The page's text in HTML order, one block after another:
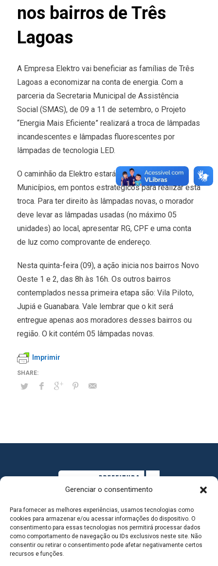
Gerenciar o consentimento
Para fornecer as melhores experiências, usamos tecnologias como
cookies para armazenar e/ou acessar informações do dispositivo. O
consentimento para essas tecnologias nos permitirá processar dados
como comportamento de navegação ou IDs exclusivos neste site. Não
consentir ou retirar o consentimento pode afetar negativamente certos
recursos e funções.
nos bairros de Três
Lagoas
A Empresa Elektro vai beneficiar as famílias de Três
Lagoas a economizar na conta de energia. Com a
parceria da Secretaria Municipal de Assistência
Social (SMAS), de 09 a 11 de setembro, o Projeto
“Energia Mais Eficiente” realizará a troca de lâmpadas
incandescentes e lâmpadas fluorescentes por
lâmpadas de tecnologia LED.
O caminhão da Elektro estará nos bairros do
Municípios, em pontos estratégicos para realizar esta
troca. Para ter direito às lâmpadas novas, o morador
deve levar as lâmpadas usadas (no máximo 05
unidades) ao local, apresentar RG, CPF e uma conta
de luz como comprovante de endereço.
Nesta quinta-feira (09), a ação inicia nos bairros Novo
Oeste 1 e 2, das 8h às 16h. Os outros bairros
contemplados nessa primeira etapa são: Vila Piloto,
Jupiá e Guanabara. Vale lembrar que o kit será
entregue apenas aos moradores desses bairros ou
região. O kit contém 05 lâmpadas novas.
Imprimir
MAPA DO SITE